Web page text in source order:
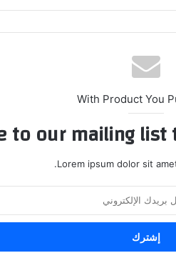
With Product You
to our mailing
Lorem ipsum dolor sit